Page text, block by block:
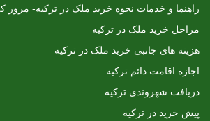
راهنما و خدمات نحوه خرید ملک در ترکیه- مرور
مراحل خرید ملک در ترکیه
هزینه های جانبی خرید ملک در ترکیه
اجازه اقامت دائم ترکیه
دریافت شهروندی ترکیه
پیش خرید در ترکیه